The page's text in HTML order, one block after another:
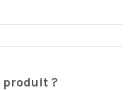
produit ?